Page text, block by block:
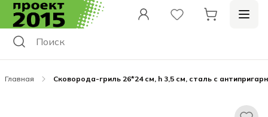
Главная Сковорода-гриль 26*24 см, h 3,5 см, сталь с